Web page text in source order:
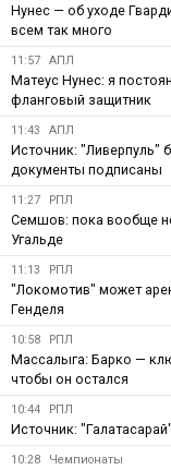
Нунес — об уходе
всем так много
11:57 АПЛ
Матеус Нунес: я
фланговый защитник
11:43 АПЛ
Источник: "Ливерпуль"
документы подписаны
11:27 РПЛ
Семшов: пока вообще
Угальде
11:13 РПЛ
"Локомотив" может
Генделя
10:58 РПЛ
Массалыга: Барко —
чтобы он остался
10:44 РПЛ
Источник:
10:28 Чемпионаты